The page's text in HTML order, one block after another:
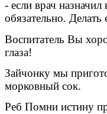
- если врач
обязательно.
Воспитатель Вы
глаза!
Зайчонку мы
морковный сок.
Реб Помни истину